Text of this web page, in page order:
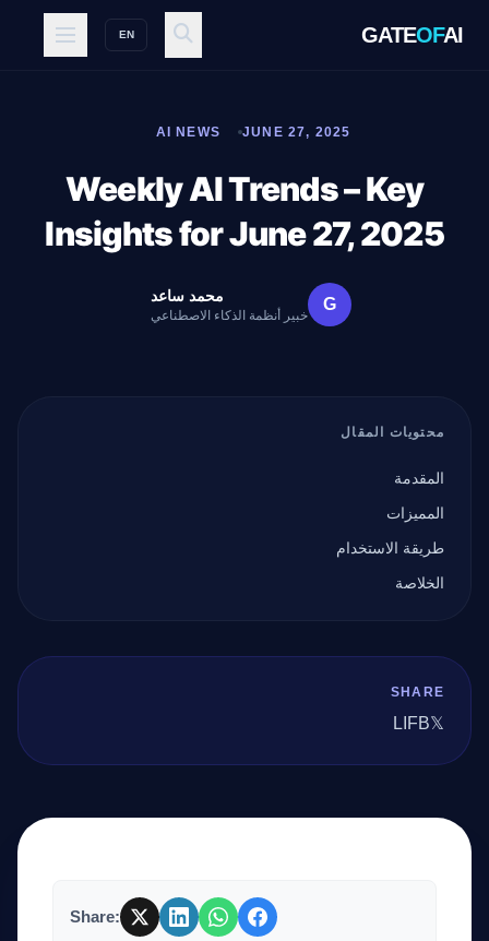
GATEOFAI
EN
JUNE 27, 2025
AI NEWS
Weekly AI Trends – Key
Insights for June 27, 2025
G محمد ساعد
خبير أنظمة الذكاء الاصطناعي
محتويات المقال
المقدمة
المميزات
طريقة الاستخدام
الخلاصة
SHARE
𝕏
FB
LI
Share: